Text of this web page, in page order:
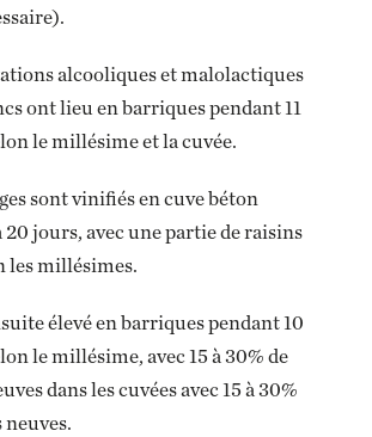
alcooliques et malolactiques
ont lieu en barriques pendant 11
le millésime et la cuvée.
sont vinifiés en cuve béton
20 jours, avec une partie de raisins
les millésimes.
élevé en barriques pendant 10
le millésime, avec 15 à 30% de
dans les cuvées avec 15 à 30%